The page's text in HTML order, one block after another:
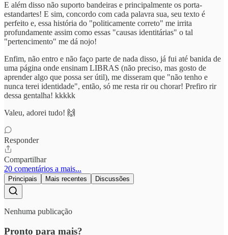
E além disso não suporto bandeiras e principalmente os porta-
estandartes! E sim, concordo com cada palavra sua, seu texto é
perfeito e, essa história do "politicamente correto" me irrita
profundamente assim como essas "causas identitárias" o tal
"pertencimento" me dá nojo!
Enfim, não entro e não faço parte de nada disso, já fui até banida de
uma página onde ensinam LIBRAS (não preciso, mas gosto de
aprender algo que possa ser útil), me disseram que "não tenho e
nunca terei identidade", então, só me resta rir ou chorar! Prefiro rir
dessa gentalha! kkkkk
Valeu, adorei tudo! 🙌
Responder
Compartilhar
20 comentários a mais...
Principais Mais recentes Discussões
Nenhuma publicação
Pronto para mais?